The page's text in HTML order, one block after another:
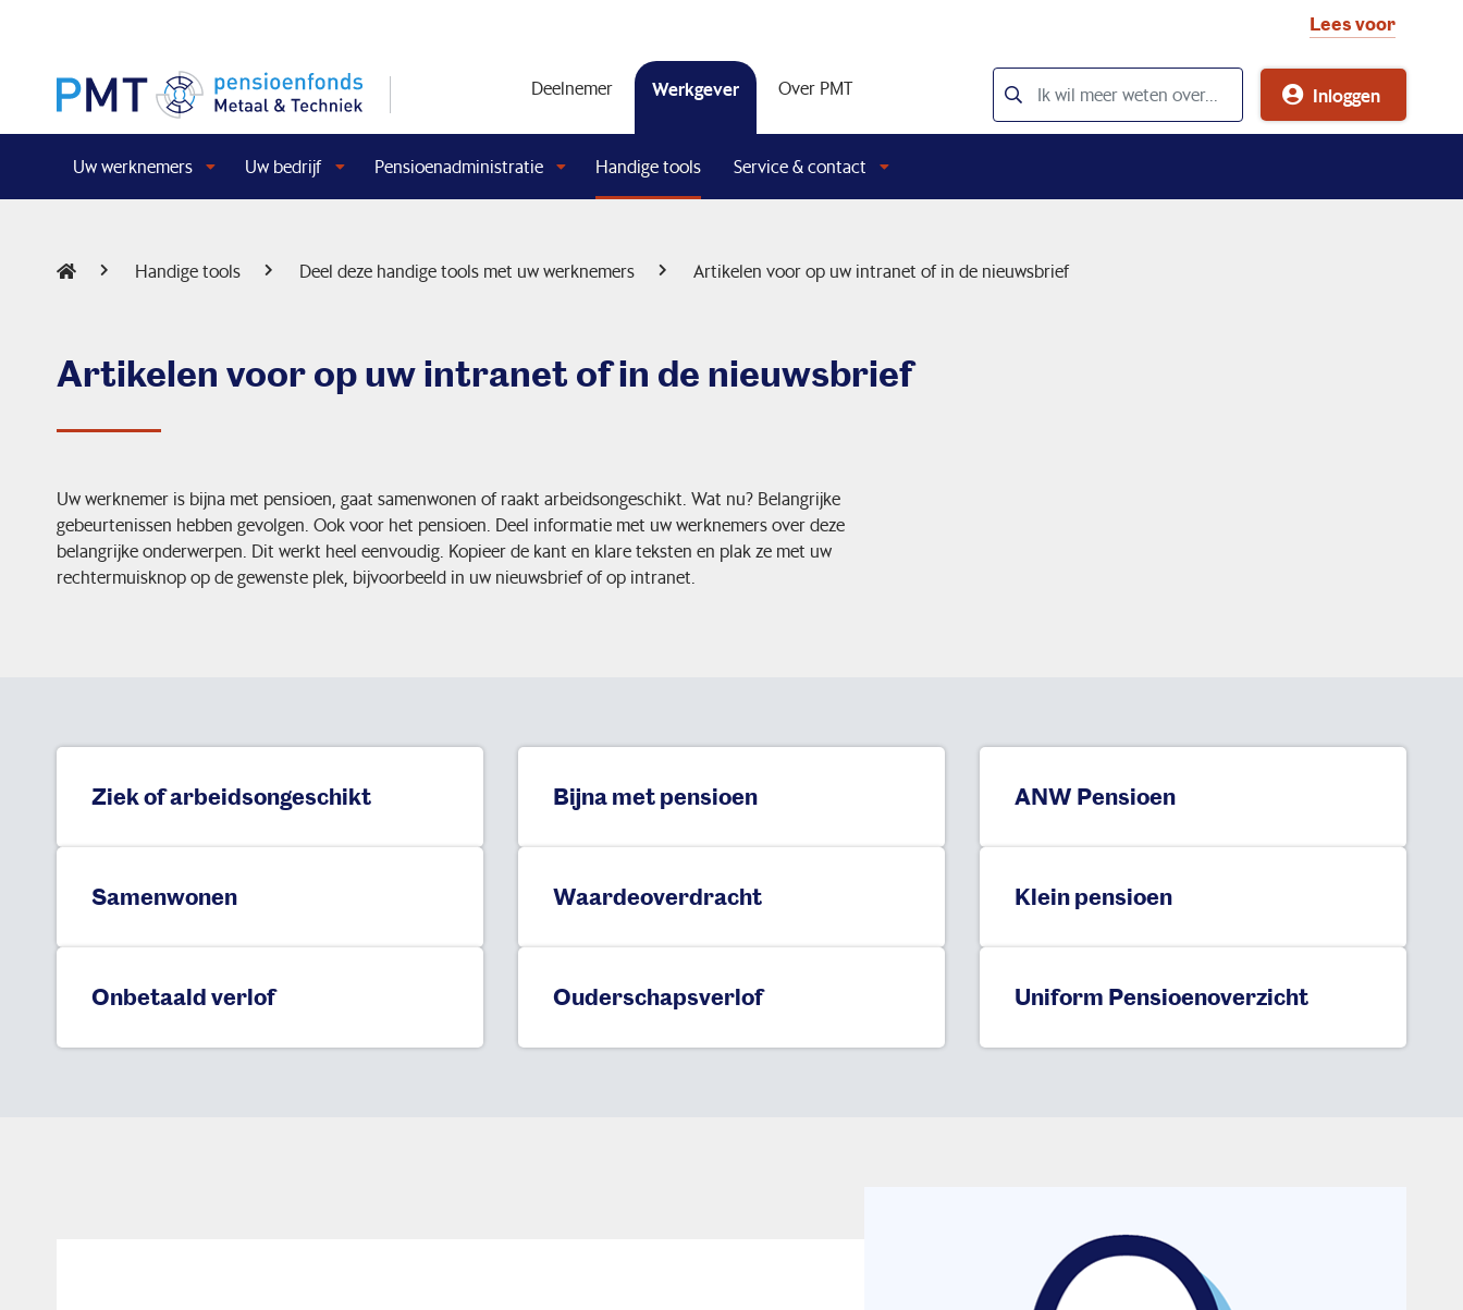
Lees voor
Deelnemer Werkgever Over PMT Inloggen
Uw werknemers Uw bedrijf Pensioenadministratie Handige tools Service & contact
Handige tools Deel deze handige tools met uw werknemers Artikelen voor op uw intranet of in de nieuwsbrief
Artikelen voor op uw intranet of in de nieuwsbrief
Uw werknemer is bijna met pensioen, gaat samenwonen of raakt arbeidsongeschikt. Wat nu? Belangrijke
gebeurtenissen hebben gevolgen. Ook voor het pensioen. Deel informatie met uw werknemers over deze
belangrijke onderwerpen. Dit werkt heel eenvoudig. Kopieer de kant en klare teksten en plak ze met uw
rechtermuisknop op de gewenste plek, bijvoorbeeld in uw nieuwsbrief of op intranet.
Ziek of arbeidsongeschikt Bijna met pensioen ANW Pensioen
Samenwonen Waardeoverdracht Klein pensioen
Onbetaald verlof Ouderschapsverlof Uniform Pensioenoverzicht